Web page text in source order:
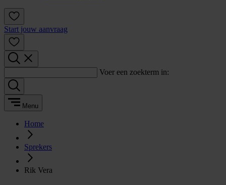
Start jouw aanvraag
Voer een zoekterm in:
Menu
Home
Sprekers
Rik Vera